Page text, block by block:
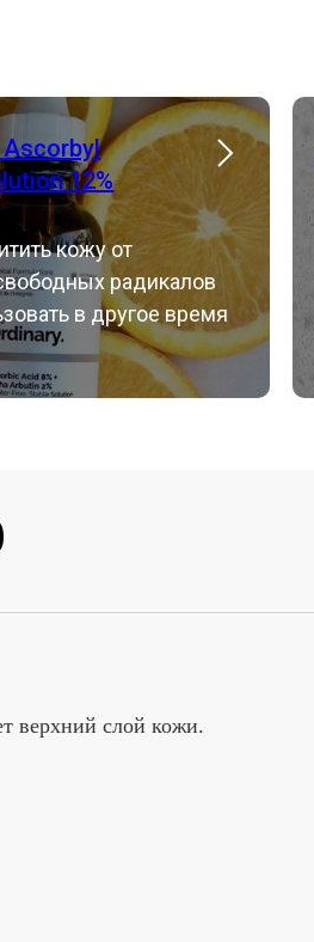
Ascorbyl
12%
кожу от
радикалов
в другое время
верхний слой кожи.